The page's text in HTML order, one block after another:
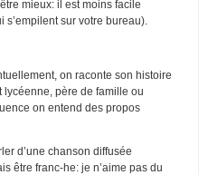
mieux: il est moins facile
sur votre bureau).
on raconte son histoire
lycéenne, père de famille ou
on entend des propos
d’une chanson diffusée
être franc-he: je n’aime pas du